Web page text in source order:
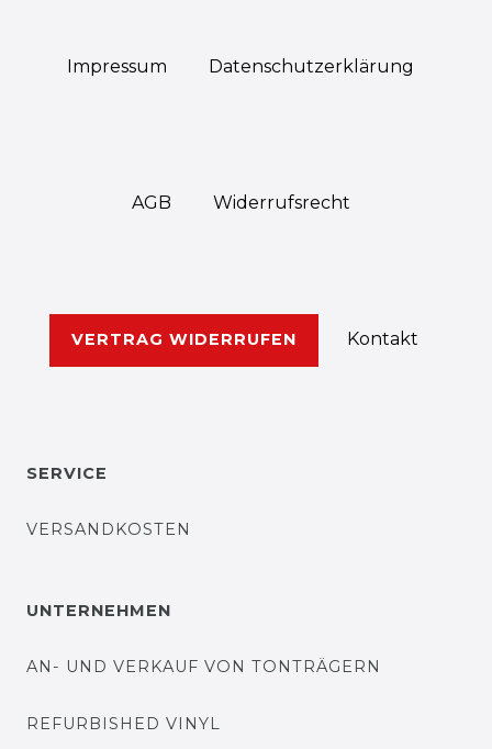
Impressum Daten­schutz­erklärung
AGB Widerrufs­recht
VERTRAG WIDERRUFEN Kontakt
SERVICE
VERSANDKOSTEN
UNTERNEHMEN
AN- UND VERKAUF VON TONTRÄGERN
REFURBISHED VINYL